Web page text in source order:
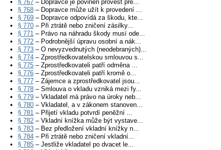
§ 767 – Dopravce je povinen provést pře...
§ 768 – Dopravce může užít k provedení ...
§ 769 – Dopravce odpovídá za škodu, kte...
§ 770 – Při ztrátě nebo zničení zásilky...
§ 771 – Právo na náhradu škody musí ode...
§ 772 – Podrobnější úpravu osobní a nák...
§ 773 – O nevyzvednutých (neodebraných)...
§ 774 – Zprostředkovatelskou smlouvou s...
§ 775 – Zprostředkovateli patří odměna ...
§ 776 – Zprostředkovateli patří kromě o...
§ 777 – Zájemce a zprostředkovatel jsou...
§ 778 – Smlouva o vkladu vzniká mezi fy...
§ 779 – Vkladatel má právo na úroky neb...
§ 780 – Vkladatel, a v zákonem stanoven...
§ 781 – Přijetí vkladu potvrdí peněžní ...
§ 782 – Vkladní knížka může být vystave...
§ 783 – Bez předložení vkladní knížky n...
§ 784 – Při ztrátě nebo zničení vkladní...
§ 785 – Jestliže vkladatel po dvacet le...